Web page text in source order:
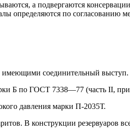
а подвергаются
определяются по согла­сованию
имеющими соединительный выступ.
Б по ГОСТ 7338—77 (часть II,
давления марки П-2035Т.
В конструкции резервуаров